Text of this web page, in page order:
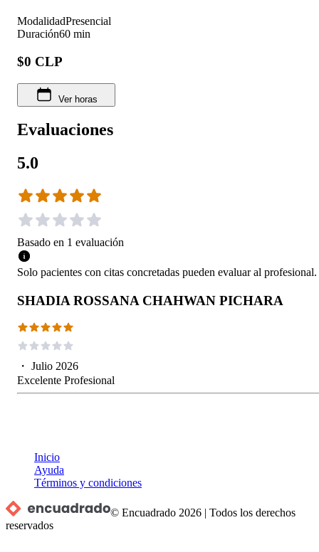
ModalidadPresencial
Duración60 min
$0 CLP
Ver horas
Evaluaciones
5.0
Basado en 1 evaluación
Solo pacientes con citas concretadas pueden evaluar al profesional.
SHADIA ROSSANA CHAHWAN PICHARA
・ Julio 2026
Excelente Profesional
Inicio
Ayuda
Términos y condiciones
© Encuadrado 2026 |Todos los derechos
reservados